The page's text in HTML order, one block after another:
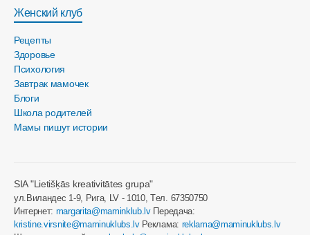
Женский клуб
Рецепты
Здоровье
Психология
Завтрак мамочек
Блоги
Школа родителей
Мамы пишут истории
SIA "Lietišķās kreativitātes grupa"
ул.Виландес 1-9, Рига, LV - 1010, Tел. 67350750
Интернет: margarita@maminklub.lvПередача:
kristine.virsnite@maminuklubs.lvРеклама: reklama@maminuklubs.lv